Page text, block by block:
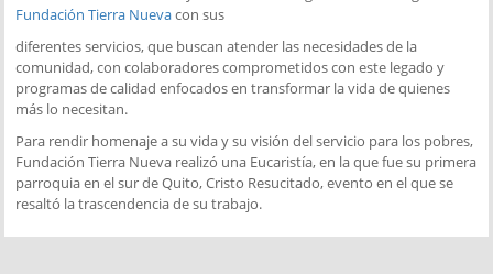
Fundación Tierra Nuevacon sus
diferentes servicios, que buscan atender las necesidades de la
comunidad, con colaboradores comprometidos con este legado y
programas de calidad enfocados en transformar la vida de quienes
más lo necesitan.
Para rendir homenaje a su vida y su visión del servicio para los pobres,
Fundación Tierra Nueva realizó una Eucaristía, en la que fue su primera
parroquia en el sur de Quito, Cristo Resucitado, evento en el que se
resaltó la trascendencia de su trabajo.